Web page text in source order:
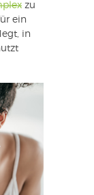
zu
ein
in